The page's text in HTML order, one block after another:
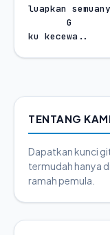
luapkan
G
ku kecewa..
TENTANG KAMI
Dapatkan kunci
termudah hanya
ramah pemula.